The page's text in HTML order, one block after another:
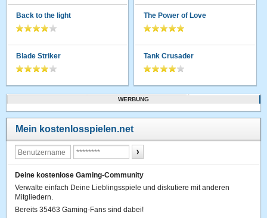
Back to the light
Blade Striker
The Power of Love
Tank Crusader
WERBUNG
Mein kostenlosspielen.net
Deine kostenlose Gaming-Community
Verwalte einfach Deine Lieblingsspiele und diskutiere mit anderen
Mitgliedern.
Bereits 35463 Gaming-Fans sind dabei!